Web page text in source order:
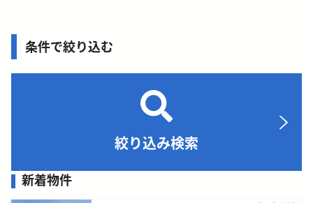
条件で絞り込む
絞り込み検索
新着物件